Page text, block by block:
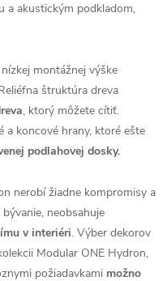
a akustickým podkladom,
montážnej výške
štruktúra dreva
, ktorý môžete cítiť.
a koncové hrany, ktoré ešte
podlahovej dosky.
nerobí žiadne kompromisy a
neobsahuje
v interiéri. Výber dekorov
Modular ONE Hydron,
požiadavkami možno